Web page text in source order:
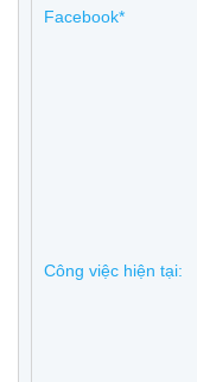
Facebook*
Công việc hiện tại: